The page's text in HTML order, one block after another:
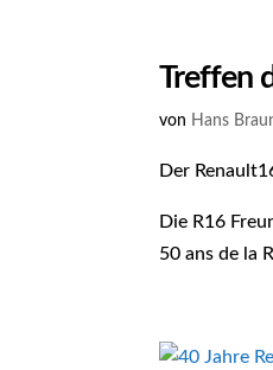
Treffen
von Hans
Der
Die R16
50 ans de la